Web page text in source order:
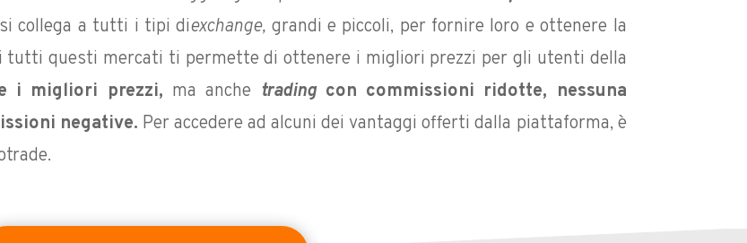
collega a tutti i tipi diexchange, grandi e piccoli, per fornire loro e ottenere la
tutti questi mercati ti permette di ottenere i migliori prezzi per gli utenti della
i migliori prezzi, ma anche tradingcon commissioni ridotte, nessuna
negative. Per accedere ad alcuni dei vantaggi offerti dalla piattaforma, è